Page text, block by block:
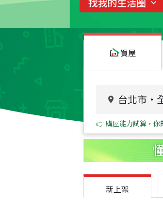
買屋
台北市 ・
👉 購屋能力試算，你
新上架